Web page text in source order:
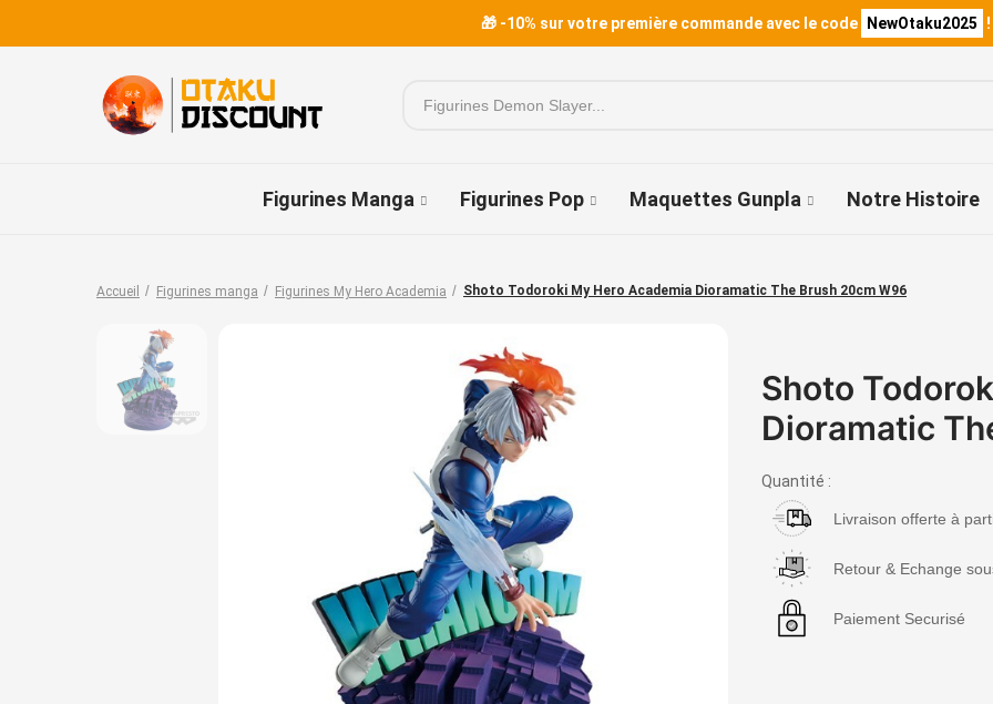
🎁 -10% sur votre première commande avec le code NewOtaku2025
Figurines Manga Figurines Pop Maquettes Gunpla Notre Histoire
Accueil Figurines manga Figurines My Hero Academia Shoto Todoroki My Hero Academia Dioramatic The Brush 20cm W96
Shoto
Dioramatic
Quantité :
Livraison offerte à
Retour & Echange
Paiement Securisé